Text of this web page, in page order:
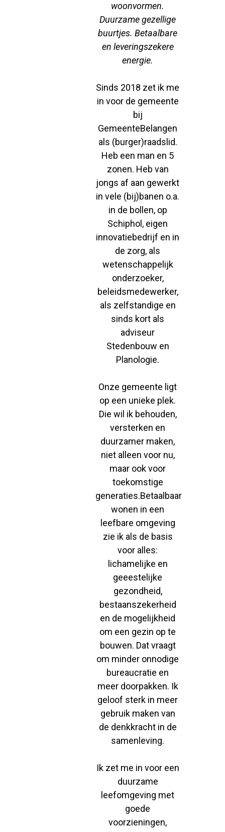
woonvormen.
Duurzame gezellige
buurtjes. Betaalbare
en leveringszekere
energie.
Sinds 2018 zet ik me
in voor de gemeente
bij
GemeenteBelangen
als (burger)raadslid.
Heb een man en 5
zonen. Heb van
jongs af aan gewerkt
in vele (bij)banen o.a.
in de bollen, op
Schiphol, eigen
innovatiebedrijf en in
de zorg, als
wetenschappelijk
onderzoeker,
beleidsmedewerker,
als zelfstandige en
sinds kort als
adviseur
Stedenbouw en
Planologie.
Onze gemeente ligt
op een unieke plek.
Die wil ik behouden,
versterken en
duurzamer maken,
niet alleen voor nu,
maar ook voor
toekomstige
generaties.Betaalbaar
wonen in een
leefbare omgeving
zie ik als de basis
voor alles:
lichamelijke en
geeestelijke
gezondheid,
bestaanszekerheid
en de mogelijkheid
om een gezin op te
bouwen. Dat vraagt
om minder onnodige
bureaucratie en
meer doorpakken. Ik
geloof sterk in meer
gebruik maken van
de denkkracht in de
samenleving.
Ik zet me in voor een
duurzame
leefomgeving met
goede
voorzieningen,